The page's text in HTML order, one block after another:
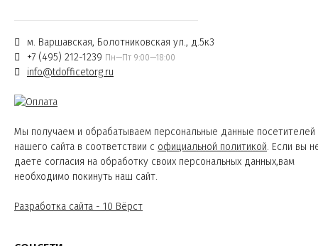
м. Варшавская, Болотниковская ул., д.5к3
+7 (495) 212-1239 Пн—Пт 9:00—18:00
info@tdofficetorg.ru
Мы получаем и обрабатываем персональные данные посетителей
нашего сайта в соответствии с официальной политикой. Если вы
даете согласия на обработку своих персональных данных,вам
необходимо покинуть наш сайт.
Разработка сайта - 10 Вёрст